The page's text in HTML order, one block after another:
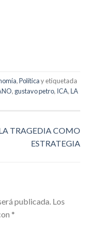
,Políticay etiquetada
, gustavo petro, ICA,LA
TRAGEDIA COMO
ESTRATEGIA
publicada. Los
*